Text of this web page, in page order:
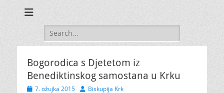
Search
for:
Bogorodica s Djetetom iz
Benediktinskog samostana u Krku
Posted
7. ožujka 2015 AuthorBiskupija Krk